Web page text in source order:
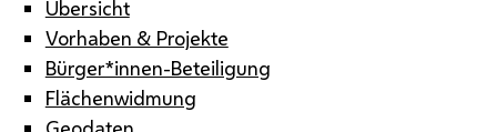
Übersicht
Vorhaben & Projekte
Bürger*innen-Beteiligung
Flächenwidmung